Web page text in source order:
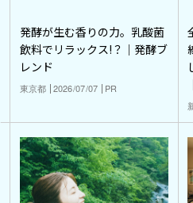
発酵が生む香りの力。乳酸菌
飲料でリラックス!？｜発酵ブ
レンド
東京都 2026/07/07 PR